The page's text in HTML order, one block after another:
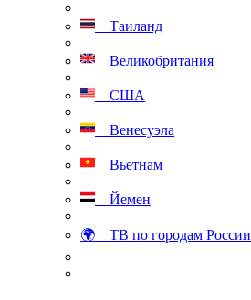
Таиланд
Великобритания
США
Венесуэла
Вьетнам
Йемен
🌍 ТВ по городам России